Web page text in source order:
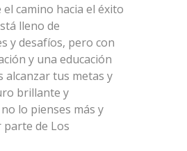
el camino hacia el éxito
lleno de
y desafíos, pero con
y una educación
alcanzar tus metas y
brillante y
lo pienses más y
parte de Los